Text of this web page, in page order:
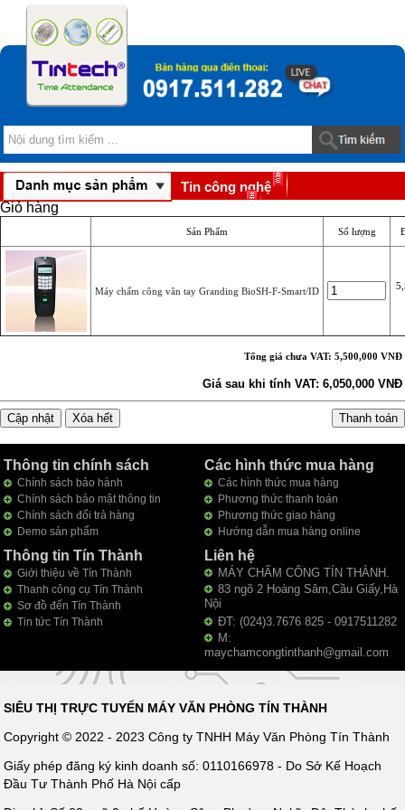
Tin công nghệ
Giỏ hàng
Sản Phẩm Số lượng
Máy chấm công vân tay Granding BioSH-F-Smart/ID
Tổng giá chưa VAT: 5,500,000 VNĐ
Giá sau khi tính VAT: 6,050,000 VNĐ
Thông tin chính sách
Chính sách bảo hành
Chính sách bảo mật thông tin
Chính sách đổi trả hàng
Demo sản phẩm
Các hình thức mua hàng
Các hình thức mua hàng
Phương thức thanh toán
Phương thức giao hàng
Hướng dẫn mua hàng online
Thông tin Tín Thành
Giới thiệu về Tín Thành
Thanh công cụ Tín Thành
Sơ đồ đến Tín Thành
Tin tức Tín Thành
Liên hệ
MÁY CHẤM CÔNG TÍN THÀNH.
83 ngõ 2 Hoàng Sâm,Cầu Giấy,Hà
Nội
ĐT: (024)3.7676 825 - 0917511282
M:
maychamcongtinthanh@gmail.com
SIÊU THỊ TRỰC TUYẾN MÁY VĂN PHÒNG TÍN THÀNH
Copyright © 2022 - 2023 Công ty TNHH Máy Văn Phòng Tín Thành
Giấy phép đăng ký kinh doanh số: 0110166978 - Do Sở Kế Hoạch
Đầu Tư Thành Phố Hà Nội cấp